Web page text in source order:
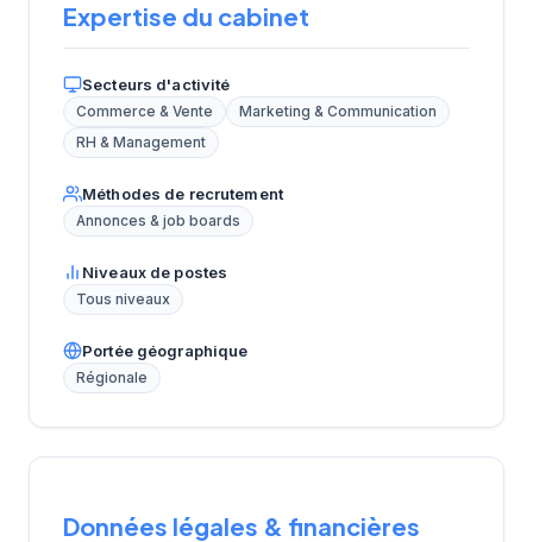
Expertise du cabinet
Secteurs d'activité
Commerce & Vente
Marketing & Communication
RH & Management
Méthodes de recrutement
Annonces & job boards
Niveaux de postes
Tous niveaux
Portée géographique
Régionale
Données légales & financières